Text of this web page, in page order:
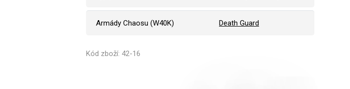
Armády Chaosu (W40K) Death Guard
Kód zboží: 42-16